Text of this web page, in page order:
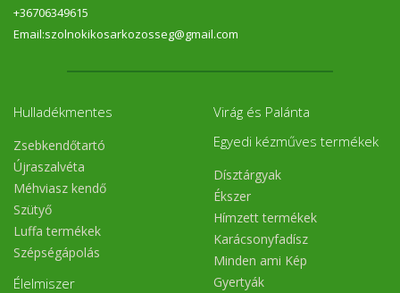
+36706349615
Email:szolnokikosarkozosseg@gmail.com
Hulladékmentes
Zsebkendőtartó
Újraszalvéta
Méhviasz kendő
Szütyő
Luffa termékek
Szépségápolás
Élelmiszer
Virág és Palánta
Egyedi kézműves termékek
Dísztárgyak
Ékszer
Hímzett termékek
Karácsonyfadísz
Minden ami Kép
Gyertyák